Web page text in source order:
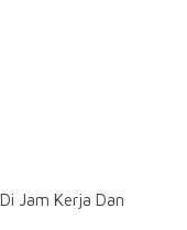
Jam Kerja Dan